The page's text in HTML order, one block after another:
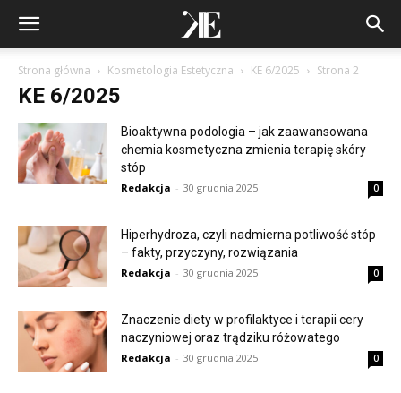
Strona główna Kosmetologia Estetyczna KE 6/2025 Strona 2
KE 6/2025
Bioaktywna podologia – jak zaawansowana
chemia kosmetyczna zmienia terapię skóry
stóp
Redakcja - 30 grudnia 2025 0
Hiperhydroza, czyli nadmierna potliwość stóp
– fakty, przyczyny, rozwiązania
Redakcja - 30 grudnia 2025 0
Znaczenie diety w profilaktyce i terapii cery
naczyniowej oraz trądziku różowatego
Redakcja - 30 grudnia 2025 0